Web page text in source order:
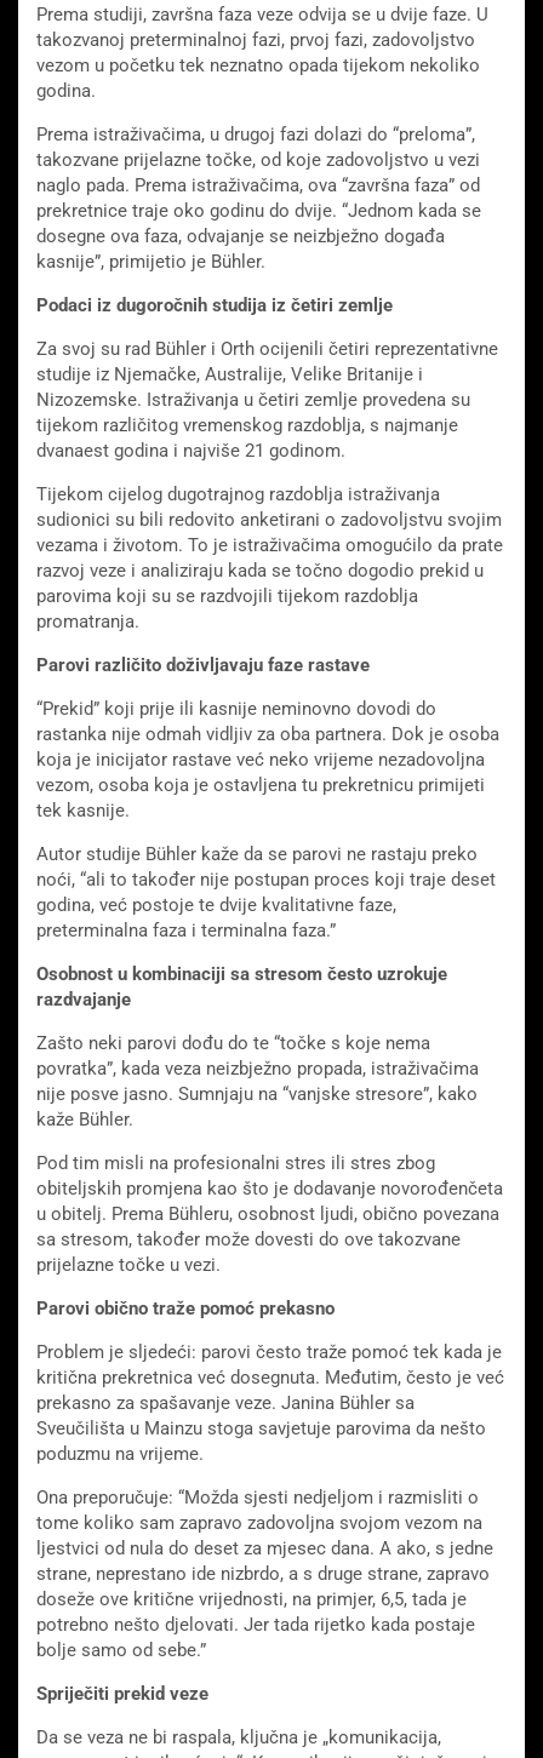
Prema studiji, završna faza veze odvija se u dvije faze. U
takozvanoj preterminalnoj fazi, prvoj fazi, zadovoljstvo
vezom u početku tek neznatno opada tijekom nekoliko
godina.
Prema istraživačima, u drugoj fazi dolazi do “preloma”,
takozvane prijelazne točke, od koje zadovoljstvo u vezi
naglo pada. Prema istraživačima, ova “završna faza” od
prekretnice traje oko godinu do dvije. “Jednom kada se
dosegne ova faza, odvajanje se neizbježno događa
kasnije”, primijetio je Bühler.
Podaci iz dugoročnih studija iz četiri zemlje
Za svoj su rad Bühler i Orth ocijenili četiri reprezentativne
studije iz Njemačke, Australije, Velike Britanije i
Nizozemske. Istraživanja u četiri zemlje provedena su
tijekom različitog vremenskog razdoblja, s najmanje
dvanaest godina i najviše 21 godinom.
Tijekom cijelog dugotrajnog razdoblja istraživanja
sudionici su bili redovito anketirani o zadovoljstvu svojim
vezama i životom. To je istraživačima omogućilo da prate
razvoj veze i analiziraju kada se točno dogodio prekid u
parovima koji su se razdvojili tijekom razdoblja
promatranja.
Parovi različito doživljavaju faze rastave
“Prekid” koji prije ili kasnije neminovno dovodi do
rastanka nije odmah vidljiv za oba partnera. Dok je osoba
koja je inicijator rastave već neko vrijeme nezadovoljna
vezom, osoba koja je ostavljena tu prekretnicu primijeti
tek kasnije.
Autor studije Bühler kaže da se parovi ne rastaju preko
noći, “ali to također nije postupan proces koji traje deset
godina, već postoje te dvije kvalitativne faze,
preterminalna faza i terminalna faza.”
Osobnost u kombinaciji sa stresom često uzrokuje
razdvajanje
Zašto neki parovi dođu do te “točke s koje nema
povratka”, kada veza neizbježno propada, istraživačima
nije posve jasno. Sumnjaju na “vanjske stresore”, kako
kaže Bühler.
Pod tim misli na profesionalni stres ili stres zbog
obiteljskih promjena kao što je dodavanje novorođenčeta
u obitelj. Prema Bühleru, osobnost ljudi, obično povezana
sa stresom, također može dovesti do ove takozvane
prijelazne točke u vezi.
Parovi obično traže pomoć prekasno
Problem je sljedeći: parovi često traže pomoć tek kada je
kritična prekretnica već dosegnuta. Međutim, često je već
prekasno za spašavanje veze. Janina Bühler sa
Sveučilišta u Mainzu stoga savjetuje parovima da nešto
poduzmu na vrijeme.
Ona preporučuje: “Možda sjesti nedjeljom i razmisliti o
tome koliko sam zapravo zadovoljna svojom vezom na
ljestvici od nula do deset za mjesec dana. A ako, s jedne
strane, neprestano ide nizbrdo, a s druge strane, zapravo
doseže ove kritične vrijednosti, na primjer, 6,5, tada je
potrebno nešto djelovati. Jer tada rijetko kada postaje
bolje samo od sebe.”
Spriječiti prekid veze
Da se veza ne bi raspala, ključna je „komunikacija,